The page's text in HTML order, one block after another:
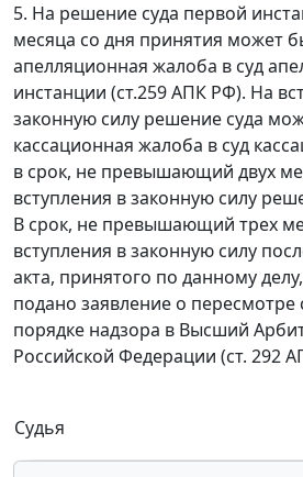
5. На решение суда первой
месяца со дня принятия может
апелляционная жалоба в суд
инстанции (ст.259АПК РФ). На
законную силу решение суда
кассационная жалоба в суд
в срок, не превышающий двух
вступления в законную силу
В срок, не превышающий трех
вступления в законную силу
акта, принятого по данному
подано заявление о пересмотре
порядке надзора в Высший
Российской Федерации (ст. 292
Судья